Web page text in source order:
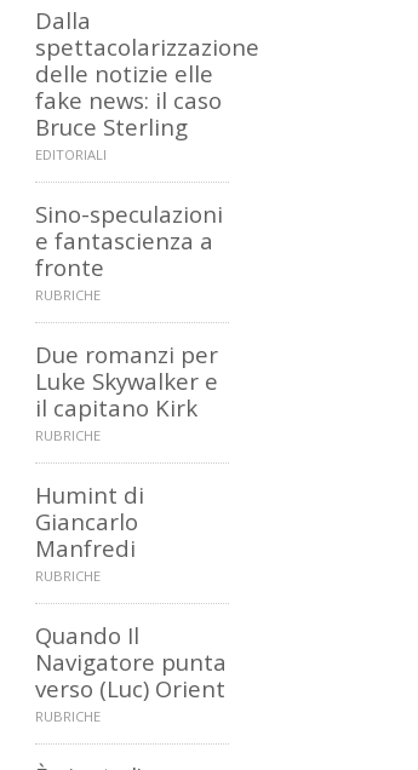
Dalla
spettacolarizzazione
delle notizie elle
fake news: il caso
Bruce Sterling
EDITORIALI
Sino-speculazioni
e fantascienza a
fronte
RUBRICHE
Due romanzi per
Luke Skywalker e
il capitano Kirk
RUBRICHE
Humint di
Giancarlo
Manfredi
RUBRICHE
Quando Il
Navigatore punta
verso (Luc) Orient
RUBRICHE